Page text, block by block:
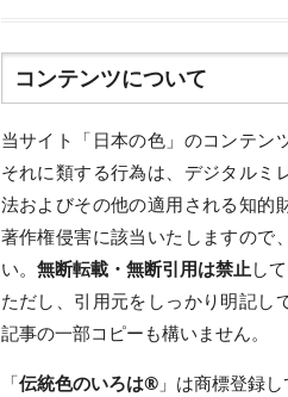
コンテンツについて
当サイト「日本の色」のコンテン
それに類する行為は、デジタルミ
法およびその他の適用される知的
著作権侵害に該当いたしますので
い。 無断転載・無断引用は禁止して
ただし、引用元をしっかり明記し
記事の一部コピーも構いません。
「伝統色のいろは®」は商標登録し